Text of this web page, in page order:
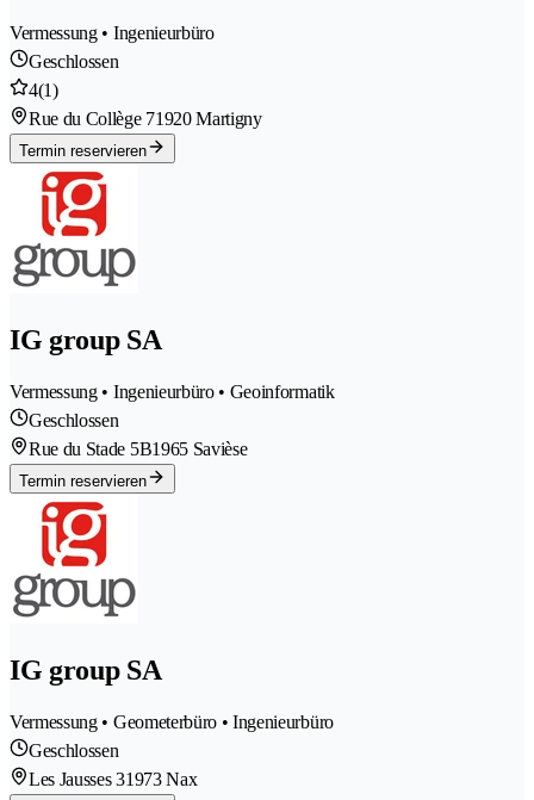
Vermessung • Ingenieurbüro
Geschlossen
4(1)
Rue du Collège 71920 Martigny
Termin reservieren
IG group SA
Vermessung • Ingenieurbüro • Geoinformatik
Geschlossen
Rue du Stade 5B1965 Savièse
Termin reservieren
IG group SA
Vermessung • Geometerbüro • Ingenieurbüro
Geschlossen
Les Jausses 31973 Nax